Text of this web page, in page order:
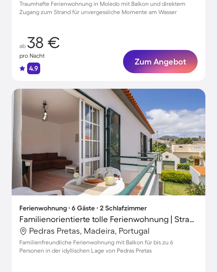
Traumhafte Ferienwohnung in Moledo mit Balkon und direktem
Zugang zum Strand für unvergessliche Momente am Wasser
ab 38 €
pro Nacht
4.9
Zum Angebot
Ferienwohnung ∙ 6 Gäste ∙ 2 Schlafzimmer
Familienorientierte tolle Ferienwohnung | Strand in der Nähe | Perfekt für die Arbeit von Zuhause
Pedras Pretas, Madeira, Portugal
Familienfreundliche Ferienwohnung mit Balkon für bis zu 6
Personen in der idyllischen Lage von Pedras Pretas